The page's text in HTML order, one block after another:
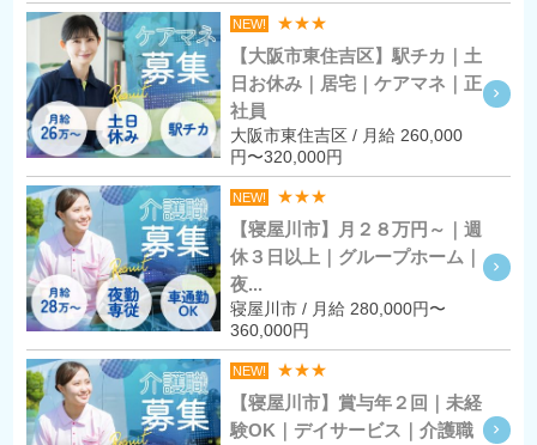
NEW! ★★★
【大阪市東住吉区】駅チカ｜土
日お休み｜居宅｜ケアマネ｜正
社員
大阪市東住吉区 / 月給 260,000
円〜320,000円
NEW! ★★★
【寝屋川市】月２８万円～｜週
休３日以上｜グループホーム｜
夜...
寝屋川市 / 月給 280,000円〜
360,000円
NEW! ★★★
【寝屋川市】賞与年２回｜未経
験OK｜デイサービス｜介護職